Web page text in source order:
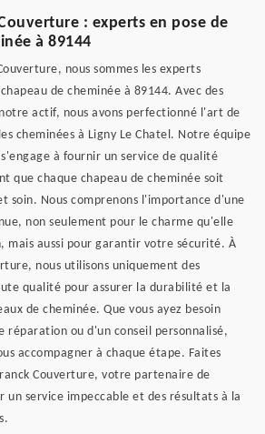
: experts en pose de
à 89144
nous sommes les experts
de cheminée à 89144. Avec des
actif, nous avons perfectionné l'art de
cheminées à Ligny Le Chatel. Notre équipe
à fournir un service de qualité
que chaque chapeau de cheminée soit
soin. Nous comprenons l'importance d'une
non seulement pour le charme qu'elle
mais aussi pour garantir votre sécurité. À
nous utilisons uniquement des
qualité pour assurer la durabilité et la
de cheminée. Que vous ayez besoin
réparation ou d'un conseil personnalisé,
accompagner à chaque étape. Faites
Couverture, votre partenaire de
un service impeccable et des résultats à la